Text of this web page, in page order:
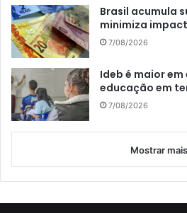
Brasil acumula
minimiza
7/08/2026
Ideb é maior
educação em
7/08/2026
Mostrar mais